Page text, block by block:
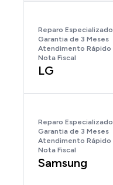
Reparo Especializado
Garantia de 3 Meses
Atendimento Rápido
Nota Fiscal
LG
Reparo Especializado
Garantia de 3 Meses
Atendimento Rápido
Nota Fiscal
Samsung